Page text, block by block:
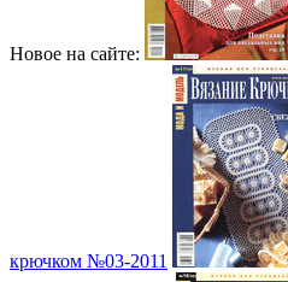
Новое на сайте:
крючком №03-2011